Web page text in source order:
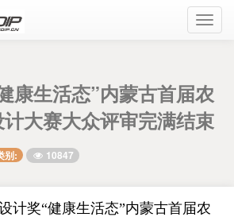
康生活态”内蒙古首届农
大赛大众评审完满结束
别: 10847
计奖“健康生活态”内蒙古首届农